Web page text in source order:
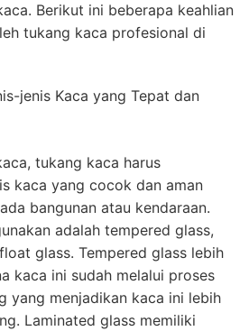
Berikut ini beberapa keahlian
tukang kaca profesional di
jenis Kaca yang Tepat dan
tukang kaca harus
kaca yang cocok dan aman
bangunan atau kendaraan.
adalah tempered glass,
glass. Tempered glass lebih
kaca ini sudah melalui proses
yang menjadikan kaca ini lebih
Laminated glass memiliki